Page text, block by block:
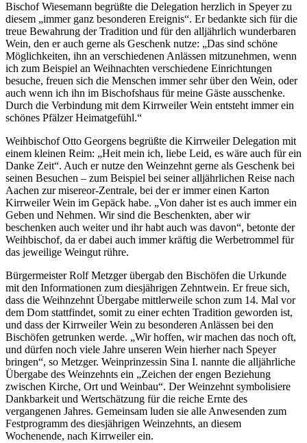
Bischof Wiesemann begrüßte die Delegation herzlich in Speyer zu
diesem „immer ganz besonderen Ereignis“. Er bedankte sich für die
treue Bewahrung der Tradition und für den alljährlich wunderbaren
Wein, den er auch gerne als Geschenk nutze: „Das sind schöne
Möglichkeiten, ihn an verschiedenen Anlässen mitzunehmen, wenn
ich zum Beispiel an Weihnachten verschiedene Einrichtungen
besuche, freuen sich die Menschen immer sehr über den Wein, oder
auch wenn ich ihn im Bischofshaus für meine Gäste ausschenke.
Durch die Verbindung mit dem Kirrweiler Wein entsteht immer ein
schönes Pfälzer Heimatgefühl.“
Weihbischof Otto Georgens begrüßte die Kirrweiler Delegation mit
einem kleinen Reim: „Heit mein ich, liebe Leid, es wäre auch für ein
Danke Zeit“. Auch er nutze den Weinzehnt gerne als Geschenk bei
seinen Besuchen – zum Beispiel bei seiner alljährlichen Reise nach
Aachen zur misereor-Zentrale, bei der er immer einen Karton
Kirrweiler Wein im Gepäck habe. „Von daher ist es auch immer ein
Geben und Nehmen. Wir sind die Beschenkten, aber wir
beschenken auch weiter und ihr habt auch was davon“, betonte der
Weihbischof, da er dabei auch immer kräftig die Werbetrommel für
das jeweilige Weingut rühre.
Bürgermeister Rolf Metzger übergab den Bischöfen die Urkunde
mit den Informationen zum diesjährigen Zehntwein. Er freue sich,
dass die Weihnzehnt Übergabe mittlerweile schon zum 14. Mal vor
dem Dom stattfindet, somit zu einer echten Tradition geworden ist,
und dass der Kirrweiler Wein zu besonderen Anlässen bei den
Bischöfen getrunken werde. „Wir hoffen, wir machen das noch oft,
und dürfen noch viele Jahre unseren Wein hierher nach Speyer
bringen“, so Metzger. Weinprinzessin Sina I. nannte die alljährliche
Übergabe des Weinzehnts ein „Zeichen der engen Beziehung
zwischen Kirche, Ort und Weinbau“. Der Weinzehnt symbolisiere
Dankbarkeit und Wertschätzung für die reiche Ernte des
vergangenen Jahres. Gemeinsam luden sie alle Anwesenden zum
Festprogramm des diesjährigen Weinzehnts, an diesem
Wochenende, nach Kirrweiler ein.